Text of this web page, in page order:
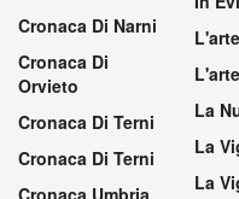
Cronaca Di Narni
Cronaca Di
Orvieto
Cronaca Di Terni
Cronaca Di Terni
Cronaca Umbria
La
La
La